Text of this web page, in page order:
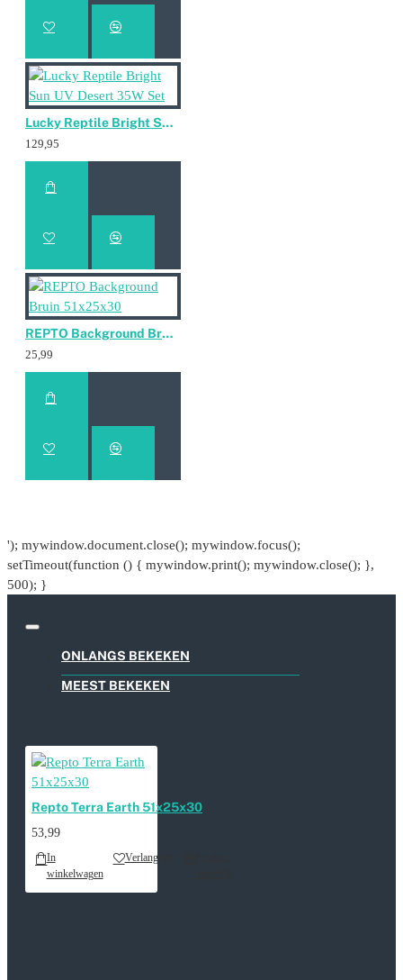
Lucky Reptile Bright Sun UV Desert 35W Set
129,95
REPTO Background Bruin 51x25x30
25,99
'); mywindow.document.close(); mywindow.focus();
setTimeout(function () { mywindow.print(); mywindow.close(); },
500); }
ONLANGS BEKEKEN
MEEST BEKEKEN
Repto Terra Earth 51x25x30
53,99
In
winkelwagen
Verlanglijst